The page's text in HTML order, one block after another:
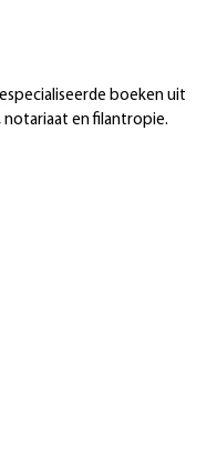
boeken uit
notariaat en filantropie.